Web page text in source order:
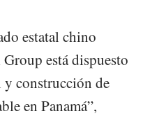
estatal chino
está dispuesto
y construcción de
en Panamá”,